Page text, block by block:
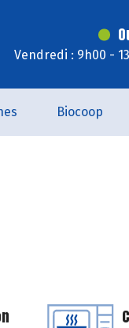
Vendredi : 9h00 -
Biocoop